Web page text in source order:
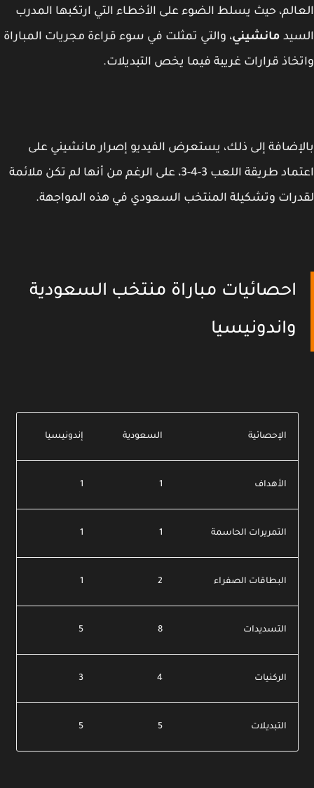
حيث يسلط الضوء على الأخطاء التي ارتكبها المدرب
مانشيني، والتي تمثلت في سوء قراءة مجريات المباراة
قرارات غريبة فيما يخص التبديلات.
إلى ذلك، يستعرض الفيديو إصرار مانشيني على
اعتماد طريقة اللعب 3-4-3، على الرغم من أنها لم تكن ملائمة
وتشكيلة المنتخب السعودي في هذه المواجهة.
احصائيات مباراة منتخب السعودية
واندونيسيا
الإحصائية السعودية إندونيسيا
الأهداف
التمريرات الحاسمة
البطاقات الصفراء
التسديدات
الركنيات
التبديلات